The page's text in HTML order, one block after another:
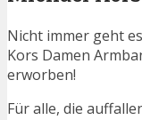
Nicht immer geht
Kors Damen
erworben!
Für alle, die